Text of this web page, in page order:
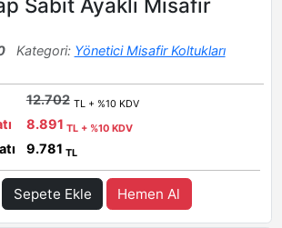
Sabit Ayaklı Misafir
Kategori: Yönetici Misafir Koltukları
12.702 TL + %10 KDV
8.891 TL + %10 KDV
9.781 TL
Sepete Ekle Hemen Al